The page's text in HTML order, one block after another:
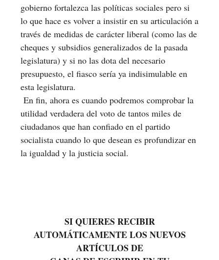
gobierno fortalezca las políticas sociales pero si
lo que hace es volver a insistir en su articulación a
través de medidas de carácter liberal (como las de
cheques y subsidios generalizados de la pasada
legislatura) y si no las dota del necesario
presupuesto, el fiasco sería ya indisimulable en
esta legislatura.
En fin, ahora es cuando podremos comprobar la
utilidad verdadera del voto de tantos miles de
ciudadanos que han confiado en el partido
socialista cuando lo que desean es profundizar en
la igualdad y la justicia social.
SI QUIERES RECIBIR
AUTOMÁTICAMENTE LOS NUEVOS
ARTÍCULOS DE